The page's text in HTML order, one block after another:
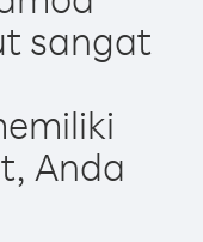
sangat
Anda